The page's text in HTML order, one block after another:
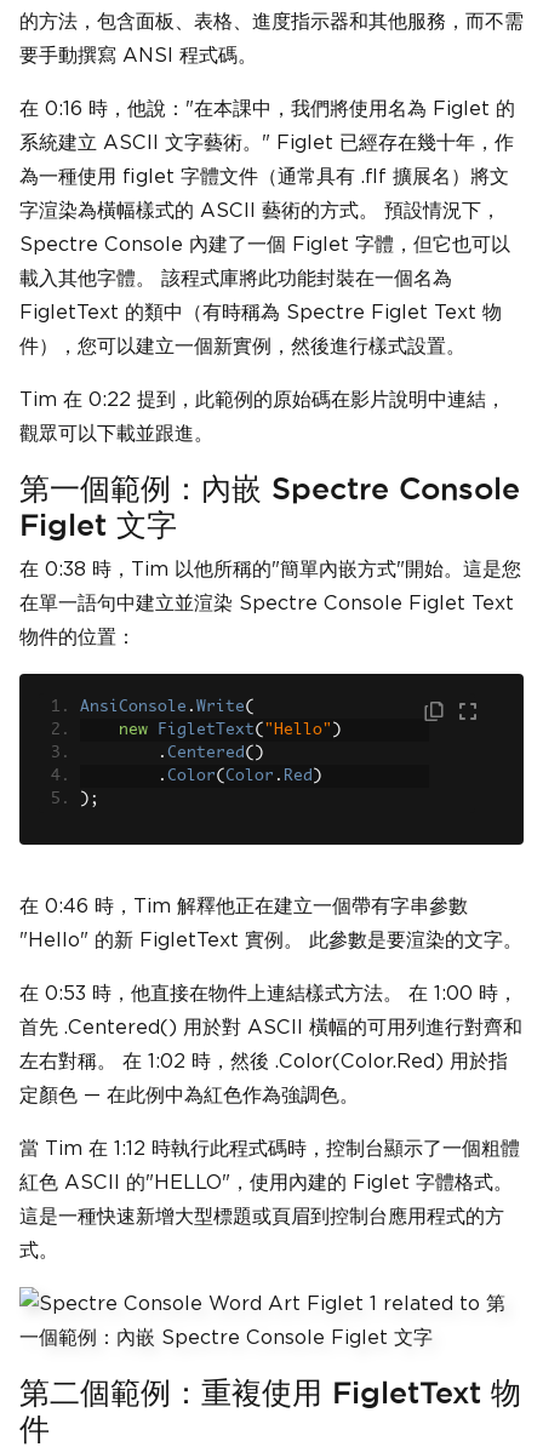
的方法，包含面板、表格、進度指示器和其他服務，而不需
要手動撰寫 ANSI 程式碼。
在 0:16 時，他說："在本課中，我們將使用名為 Figlet 的
系統建立 ASCII 文字藝術。" Figlet 已經存在幾十年，作
為一種使用 figlet 字體文件（通常具有 .flf 擴展名）將文
字渲染為橫幅樣式的 ASCII 藝術的方式。 預設情況下，
Spectre Console 內建了一個 Figlet 字體，但它也可以
載入其他字體。 該程式庫將此功能封裝在一個名為
FigletText 的類中（有時稱為 Spectre Figlet Text 物
件），您可以建立一個新實例，然後進行樣式設置。
Tim 在 0:22 提到，此範例的原始碼在影片說明中連結，
觀眾可以下載並跟進。
第一個範例：內嵌 Spectre Console
Figlet 文字
在 0:38 時，Tim 以他所稱的"簡單內嵌方式"開始。這是您
在單一語句中建立並渲染 Spectre Console Figlet Text
物件的位置：
AnsiConsole . Write(
new
FigletText( "Hello" )
. Centered ()
. Color( Color . Red )
);
在 0:46 時，Tim 解釋他正在建立一個帶有字串參數
"Hello" 的新 FigletText 實例。 此參數是要渲染的文字。
在 0:53 時，他直接在物件上連結樣式方法。 在 1:00 時，
首先 .Centered() 用於對 ASCII 橫幅的可用列進行對齊和
左右對稱。 在 1:02 時，然後 .Color(Color.Red) 用於指
定顏色 — 在此例中為紅色作為強調色。
當 Tim 在 1:12 時執行此程式碼時，控制台顯示了一個粗體
紅色 ASCII 的"HELLO"，使用內建的 Figlet 字體格式。
這是一種快速新增大型標題或頁眉到控制台應用程式的方
式。
第二個範例：重複使用 FigletText 物
件